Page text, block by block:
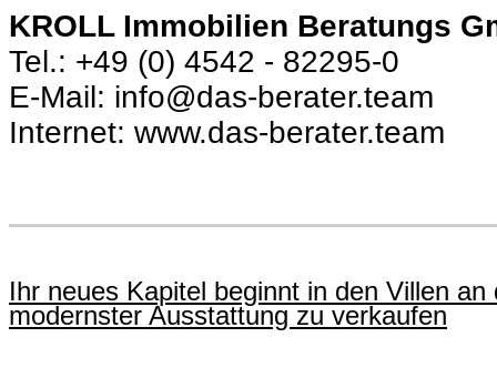
KROLL Immobilien Beratungs
Tel.: +49 (0) 4542 - 82295-0
E-Mail: info@das-berater.team
Internet: www.das-berater.team
Ihr neues Kapitel beginnt in den Villen
modernster Ausstattung zu verkaufen